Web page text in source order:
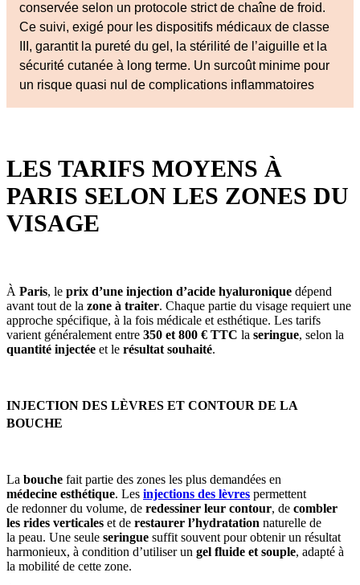
conservée selon un protocole strict de chaîne de froid.
Ce suivi, exigé pour les dispositifs médicaux de classe
III, garantit la pureté du gel, la stérilité de l’aiguille et la
sécurité cutanée à long terme. Un surcoût minime pour
un risque quasi nul de complications inflammatoires
LES TARIFS MOYENS À
PARIS SELON LES ZONES DU
VISAGE
À Paris, le prix d’une injection d’acide hyaluronique dépend
avant tout de la zone à traiter. Chaque partie du visage requiert une
approche spécifique, à la fois médicale et esthétique. Les tarifs
varient généralement entre 350 et 800 € TTC la seringue, selon la
quantité injectée et le résultat souhaité.
INJECTION DES LÈVRES ET CONTOUR DE LA
BOUCHE
La bouche fait partie des zones les plus demandées en
médecine esthétique. Les injections des lèvres permettent
de redonner du volume, de redessiner leur contour, de combler
les rides verticales et de restaurer l’hydratation naturelle de
la peau. Une seule seringue suffit souvent pour obtenir un résultat
harmonieux, à condition d’utiliser un gel fluide et souple, adapté à
la mobilité de cette zone.